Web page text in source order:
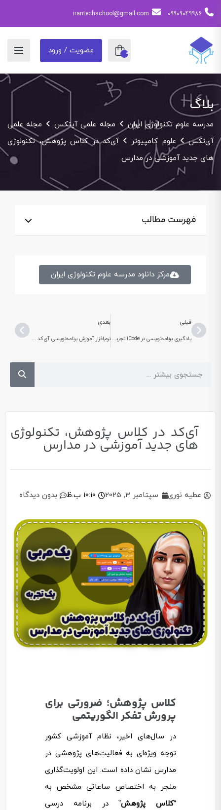
09909049986
irantechschool@gmail.com
0 عضویت / ورود
بلاگ
مدرسه علوم تکنولوژی ایران مجله علمی آیتکس
مجله علمی
آی‌تکس
علوم کامپیوتر
آی‌کد در کلاس پژوهش، تکنولوژی
های جدید آموزشی در مدارس
فهرست مطالب
مرکز دانلود مدرسه علوم تکنولوژی ایران
قبلی
یادگیری برنامه‌نویسی در iCode تجربه‌ای فراتر از آموزش‌های معمول
بعدی
نرم‌افزار آموزش برنامه‌نویسی آی‌کد در یک نگاه
آی‌کد در کلاس پژوهش، تکنولوژی
های جدید آموزشی در مدارس
عطیه نوری سپتامبر 3, 2025 10:10 ب.ظ بدون دیدگاه
کلاس پژوهش؛ ضرورتی برای
پرورش تفکر الگوریتمی
در سال‌ها‌ی اخیر، نظام آموزشی کشور
توجه ویژه‌ای به فعالیت‌های پژوهشی در
مدارس نشان داده است. این اولویت‌گذاری
منجر به اختصاص ساعاتی مشخص به
“کلاس پژوهش” در برنامه درسی